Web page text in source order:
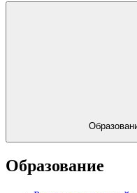
Образование